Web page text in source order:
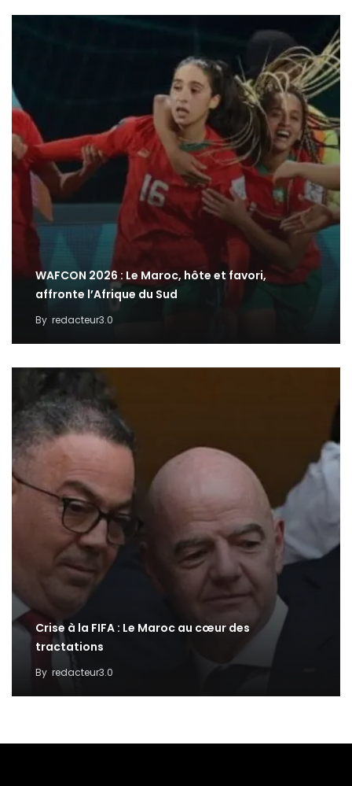
WAFCON 2026 : Le Maroc, hôte et favori,
affronte l’Afrique du Sud
By redacteur3.0
Crise à la FIFA : Le Maroc au cœur des
tractations
By redacteur3.0